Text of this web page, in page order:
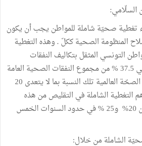
السلّامي:
تغطية صحيّة شاملة للمواطن يجب أن يكون
المنظومة الصحية ككلّ . وهذه التغطية
التونسي المثقل بتكاليف النفقات
الصحية والتي تمثّل حوالي 37.5 % من مجموع النفقات الصحية العامة
بينما تحدّد معايير منظمة الصحّة العالمية تلك النسبة بما لا يتعدى 20
التغطية الشاملة في التقليص من هذه
النسبة تدريجيا إلى ما بين 20% و25 % في حدود السنوات الخمس
الشاملة من خلال: